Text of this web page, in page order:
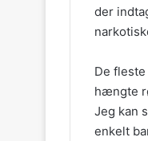
der
De
hængte
Jeg kan
enkelt